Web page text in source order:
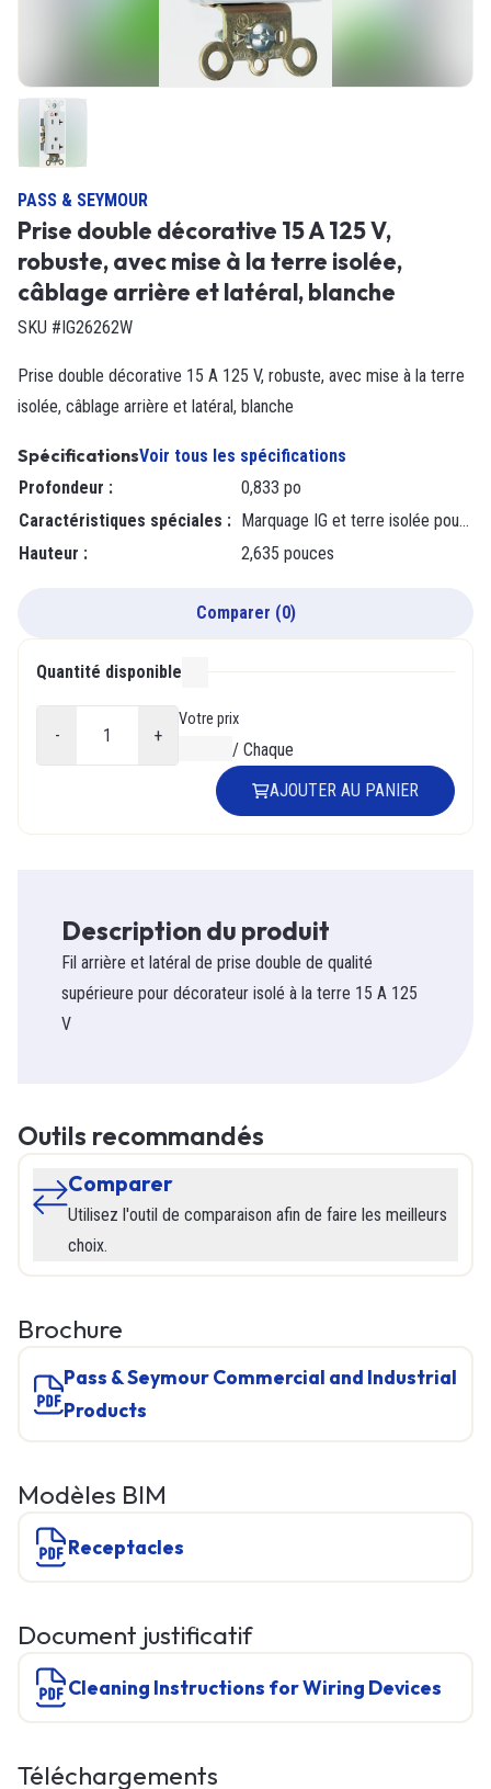
PASS & SEYMOUR
Prise double décorative 15 A 125 V,
robuste, avec mise à la terre isolée,
câblage arrière et latéral, blanche
SKU #IG26262W
Prise double décorative 15 A 125 V, robuste, avec mise à la terre
isolée, câblage arrière et latéral, blanche
SpécificationsVoir tous les spécifications
Profondeur :
0,833 po
Caractéristiques spéciales :
Marquage IG et terre isolée pour une identification et une délimitation du circuit facilitées. Contacts en laiton à triple essuyage assurant un contact fiable et durable avec les lames de la fiche. Face en nylon haute résistance aux chocs et aux rayures. Sangle en acier plaqué anticorrosion. Système breveté de fixation externe par plaque de pression à vis sur la borne de terre pour une installation plus rapide et plus simple. Barrière en plastique isolant la borne de terre de la bride de fixation et des boîtiers métalliques. Compatible avec les fils de cuivre ou de cuivre plaqué, monobrins ou multibrins, de section 14 à 10 AWG, fixés par plaque de pression à vis latérale ou interne. Clip de mise à la terre automatique garantissant une mise à la terre positive.
Hauteur : 2,635 pouces
Comparer (0)
Quantité disponible
- +
Votre prix
/ Chaque
AJOUTER AU PANIER
Description du produit
Fil arrière et latéral de prise double de qualité
supérieure pour décorateur isolé à la terre 15 A 125
V
Outils recommandés
Comparer
Utilisez l'outil de comparaison afin de faire les meilleurs
choix.
Brochure
Pass & Seymour Commercial and Industrial
Products
Modèles BIM
Receptacles
Document justificatif
Cleaning Instructions for Wiring Devices
Téléchargements